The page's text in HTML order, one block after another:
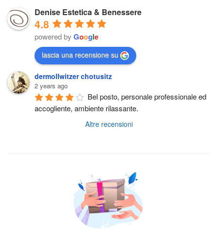
Denise Estetica & Benessere
4.8
powered by Google
lascia una recensione su
dermollwitzer chotusitz
2 years ago
Bel posto, personale professionale ed
accogliente, ambiente rilassante.
Altre recensioni